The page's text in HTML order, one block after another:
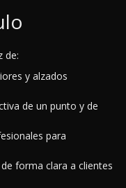
de:
y alzados
de un punto y de
para
forma clara a clientes